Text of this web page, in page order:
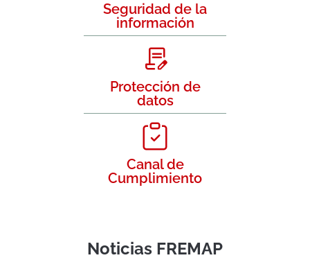
Seguridad de la
información
Protección de
datos
Canal de
Cumplimiento
Noticias FREMAP